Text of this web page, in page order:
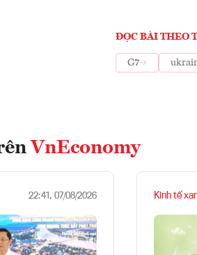
ĐỌC BÀI THEO
G7
VnEconomy
22:41, 07/08/2026 Kinh tế